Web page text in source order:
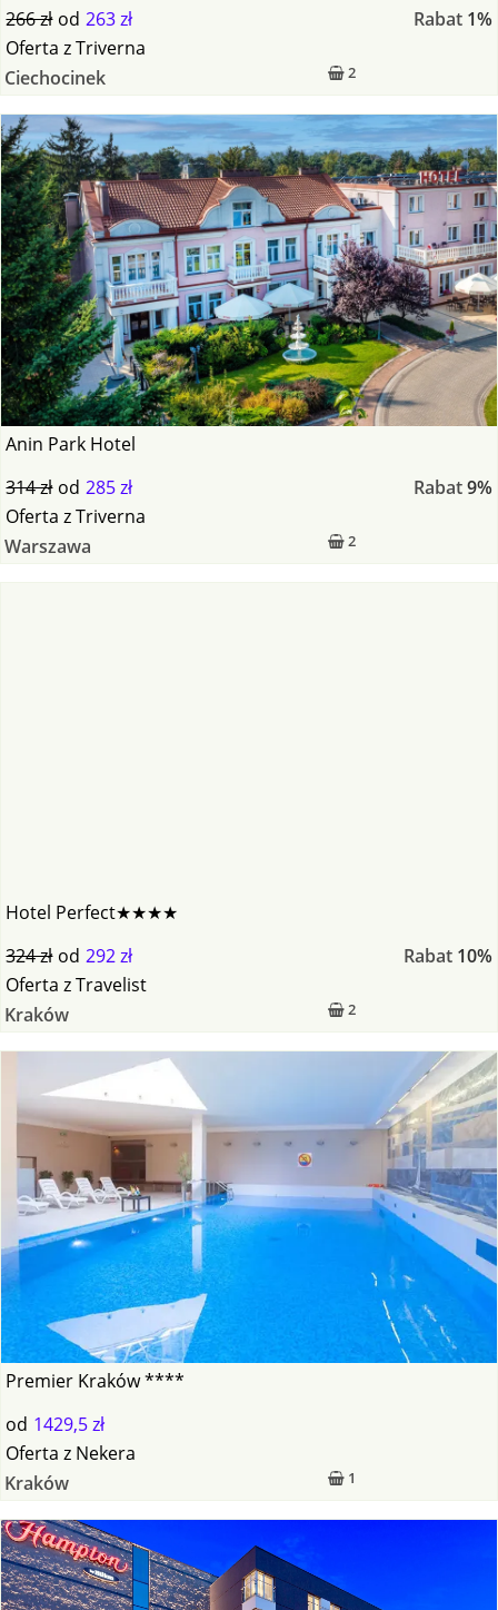
266 zł od 263 zł Rabat 1%
2
Oferta zTriverna
Ciechocinek
Anin Park Hotel
314 zł od 285 zł Rabat9%
2
Oferta zTriverna
Warszawa
Hotel Perfect★★★★
324 zł od 292 zł Rabat 10%
2
Oferta zTravelist
Kraków
Premier Kraków ****
od 1429,5 zł
1
Oferta z Nekera
Kraków